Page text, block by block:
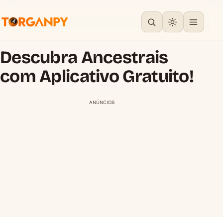
Descubra Ancestrais
com Aplicativo Gratuito!
ANÚNCIOS